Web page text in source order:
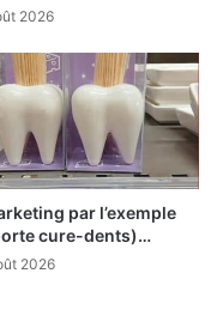
2026
par l’exemple
cure-dents)…
2026